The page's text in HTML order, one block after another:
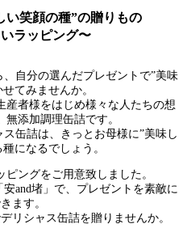
い笑顔の種”の贈りもの
ラッピング〜
自分の選んだプレゼントで”美味
てみませんか。
産者様をはじめ様々な人たちの想
添加調理缶詰です。
缶詰は、きっとお母様に”美味し
になるでしょう。
ングをご用意致しました。
and堵」で、プレゼントを素敵に
ます。
リシャス缶詰を贈りませんか。